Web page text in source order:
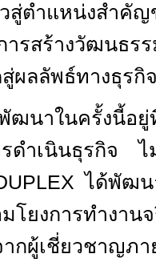
สู่ตำแหน่งสำคั
ารสร้างวัฒนธร
ผลลัพธ์ทางธุรกิ
ฒนาในครั้งนี้อ
ดำเนินธุรกิจ ไ
ได้พัฒน
โยงการทำงาน
กผู้เชี่ยวชาญภ